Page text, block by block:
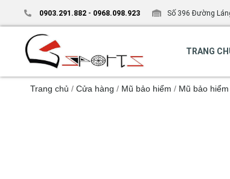
0903.291.882 - 0968.098.923 Số 396 Đường
TRANG
Trang chủ / Cửa hàng / Mũ bảo hiểm / Mũ bảo